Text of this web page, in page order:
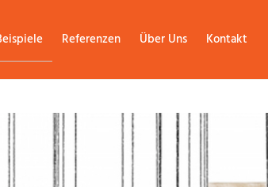
Referenzen Über Uns Kontakt